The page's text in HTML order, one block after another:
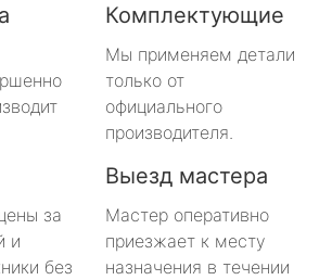
Проспект
Комплектующие
Мы применяем детали
только от
официального
производителя.
за
и
без
Выезд мастера
Мастер оперативно
приезжает к месту
назначения в течении